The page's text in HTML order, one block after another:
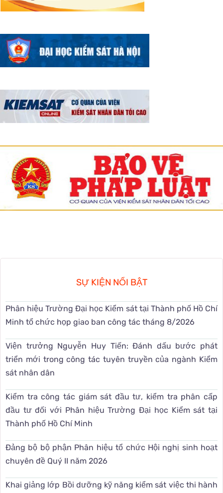
SỰ KIỆN NỔI BẬT
Phân hiệu Trường Đại học Kiểm sát tại Thành phố Hồ Chí
Minh tổ chức họp giao ban công tác tháng 8/2026
Viện trưởng Nguyễn Huy Tiến: Đánh dấu bước phát
triển mới trong công tác tuyên truyền của ngành Kiểm
sát nhân dân
Kiểm tra công tác giám sát đầu tư, kiểm tra phân cấp
đầu tư đối với Phân hiệu Trường Đại học Kiểm sát tại
Thành phố Hồ Chí Minh
Đảng bộ bộ phận Phân hiệu tổ chức Hội nghị sinh hoạt
chuyên đề Quý II năm 2026
Khai giảng lớp Bồi dưỡng kỹ năng kiểm sát việc thi hành